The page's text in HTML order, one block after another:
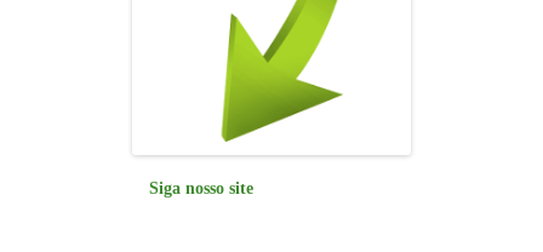
Siga nosso site